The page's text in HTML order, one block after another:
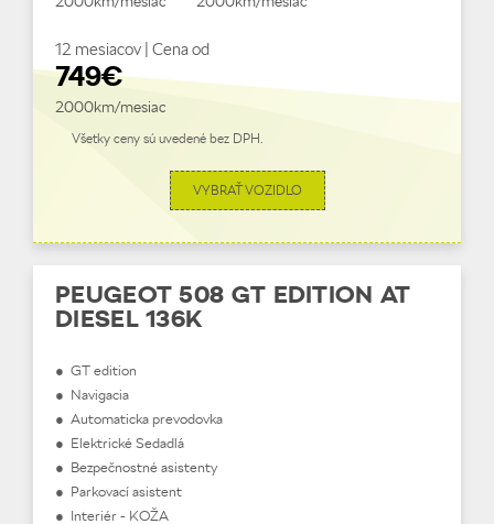
12 mesiacov | Cena od
749€
2000km/mesiac
Všetky ceny sú uvedené bez DPH.
VYBRAŤ VOZIDLO
PEUGEOT 508 GT EDITION AT
DIESEL 136K
● GT edition
● Navigacia
● Automaticka prevodovka
● Elektrické Sedadlá
● Bezpečnostné asistenty
● Parkovací asistent
● Interiér - KOŽA